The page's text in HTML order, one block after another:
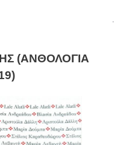
.
(ΑΝΘΟΛΟΓΙΑ